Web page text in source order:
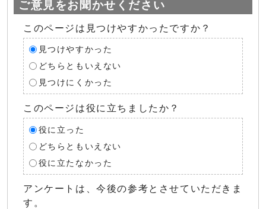
ご意見をお聞かせください
このページは見つけやすかったですか？
見つけやすかった
どちらともいえない
見つけにくかった
このページは役に立ちましたか？
役に立った
どちらともいえない
役に立たなかった
アンケートは、今後の参考とさせていただきま
す。